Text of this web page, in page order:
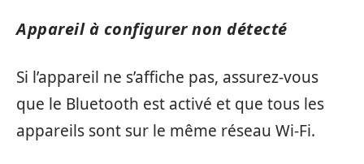
Appareil à configurer non détecté
Si l’appareil ne s’affiche pas, assurez-vous
que le Bluetooth est activé et que tous les
appareils sont sur le même réseau Wi-Fi.